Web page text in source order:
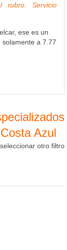
rubro. Servicio
ese es un
solamente a 7.77
Azul
otro filtro